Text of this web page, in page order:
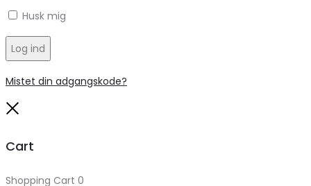
Husk mig
Log ind
Mistet din adgangskode?
Cart
Shopping Cart 0